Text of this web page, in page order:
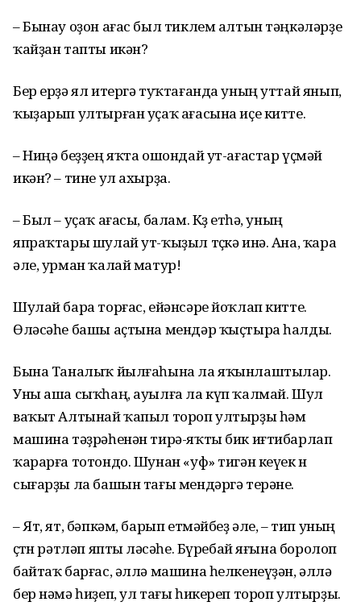
– Бынау оҙон ағас был тиклем алтын тәңкәләрҙе
ҡайҙан тапты икән?
Бер ерҙә ял итергә туҡтағанда уның уттай янып,
ҡыҙарып ултырған уҫаҡ ағасына иҫе китте.
– Ниңә беҙҙең яҡта ошондай ут-ағас­тар үҫмәй
икән? – тине ул ахырҙа.
– Был – уҫаҡ ағасы, балам. Көҙ етһә, уның
япраҡтары шулай ут-ҡыҙыл төҫкә инә. Ана, ҡара
әле, урман ҡалай матур!
Шулай бара торғас, ейәнсәре йоҡлап китте.
Өләсәһе башы аҫтына мендәр ҡыҫтыра һалды.
Бына Таналыҡ йылғаһына ла яҡынлаштылар.
Уны аша сыҡһаң, ауылға ла күп ҡалмай. Шул
ваҡыт Алтынай ҡапыл тороп ултырҙы һәм
машина тәҙрәһенән тирә-яҡты бик иғтибарлап
ҡарарға тотондо. Шунан «уф» тигән кеүек өн
сығарҙы ла башын тағы мендәргә терәне.
– Ят, ят, бәпкәм, барып етмәйбеҙ әле, – тип уның
өҫтөн рәтләп япты өләсәһе. Бүребай яғына боролоп
байтаҡ барғас, әллә машина һелкенеүҙән, әллә
бер нәмә һиҙеп, ул тағы һикереп тороп ултырҙы.